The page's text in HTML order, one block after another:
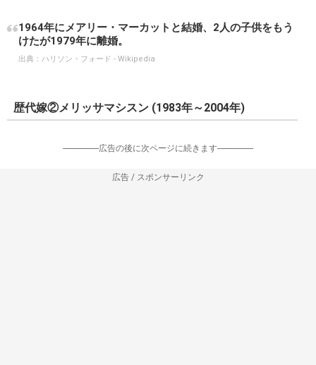
1964年にメアリー・マーカットと結婚、2人の子供をもう
けたが1979年に離婚。
出典： ハリソン・フォード - Wikipedia
歴代嫁②メリッサマシスン (1983年～2004年)
-----------------広告の後に次ページに続きます-----------------
広告 / スポンサーリンク